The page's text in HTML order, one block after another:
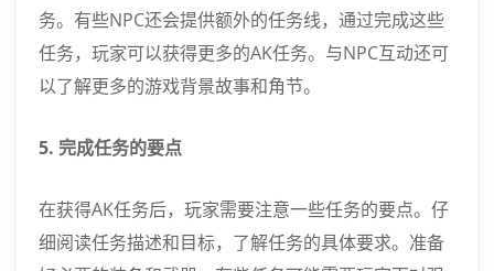
务。有些NPC还会提供额外的任务线，通过完成这些
任务，玩家可以获得更多的AK任务。与NPC互动还可
以了解更多的游戏背景故事和角节。
5. 完成任务的要点
在获得AK任务后，玩家需要注意一些任务的要点。仔
细阅读任务描述和目标，了解任务的具体要求。准备